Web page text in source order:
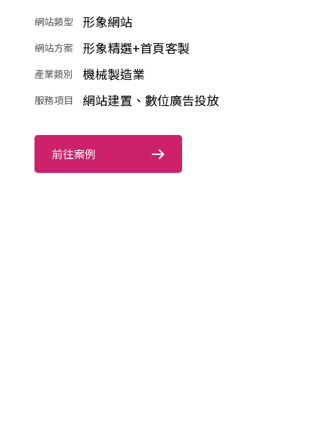
網站類型 形象網站
網站方案 形象精選+首頁客製
產業類別 機械製造業
服務項目 網站建置、數位廣告投放
前往案例